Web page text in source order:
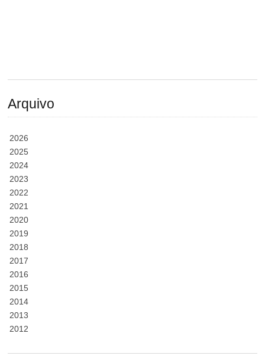
Arquivo
2026
2025
2024
2023
2022
2021
2020
2019
2018
2017
2016
2015
2014
2013
2012